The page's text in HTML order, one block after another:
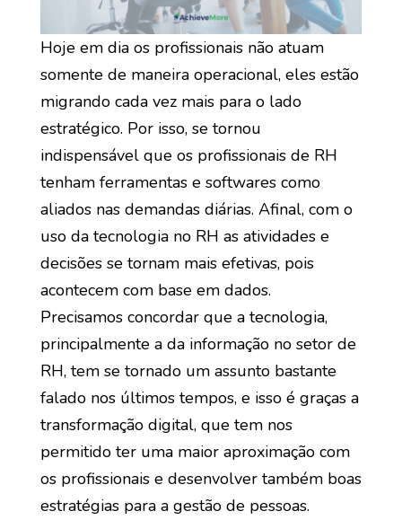
Hoje em dia os profissionais não atuam
somente de maneira operacional, eles estão
migrando cada vez mais para o lado
estratégico. Por isso, se tornou
indispensável que os profissionais de RH
tenham ferramentas e softwares como
aliados nas demandas diárias. Afinal, com o
uso da tecnologia no RH as atividades e
decisões se tornam mais efetivas, pois
acontecem com base em dados.
Precisamos concordar que a tecnologia,
principalmente a da informação no setor de
RH, tem se tornado um assunto bastante
falado nos últimos tempos, e isso é graças a
transformação digital, que tem nos
permitido ter uma maior aproximação com
os profissionais e desenvolver também boas
estratégias para a gestão de pessoas.